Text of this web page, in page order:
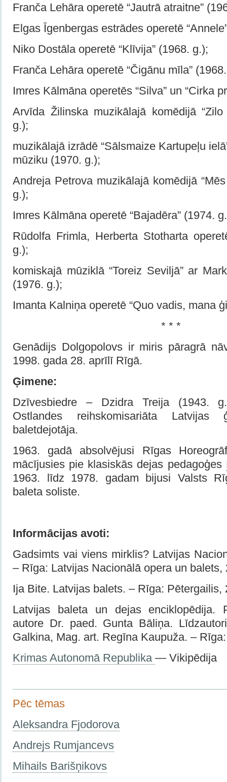
Franča Lehāra operetē “Jautrā atraitne”
Elgas Īgenbergas estrādes operetē
Niko Dostāla operetē “Klīvija” (1968. g.);
Franča Lehāra operetē “Čigānu mīla”
Imres Kālmāna operetēs “Silva” un “Cirka
Arvīda Žilinska muzikālajā komēdijā
g.);
muzikālajā izrādē “Sālsmaize Kartupeļu
mūziku (1970. g.);
Andreja Petrova muzikālajā komēdijā
g.);
Imres Kālmāna operetē “Bajadēra” (1974.
Rūdolfa Frimla, Herberta Stotharta
g.);
komiskajā mūziklā “Toreiz Seviljā” ar
(1976. g.);
Imanta Kalniņa operetē “Quo vadis, mana
* * *
Genādijs Dolgopolovs ir miris pāragrā
1998. gada 28. aprīlī Rīgā.
Ģimene:
Dzīvesbiedre – Dzidra Treija (1943.
Ostlandes reihskomisariāta Latvijas
baletdejotāja.
1963. gadā absolvējusi Rīgas
mācījusies pie klasiskās dejas pedagoģes
1963. līdz 1978. gadam bijusi Valsts
baleta soliste.
Informācijas avoti:
Gadsimts vai viens mirklis? Latvijas
– Rīga: Latvijas Nacionālā opera un balets,
Ija Bite. Latvijas balets. – Rīga: Pētergailis,
Latvijas baleta un dejas enciklopēdija.
autore Dr. paed. Gunta Bāliņa.
Galkina, Mag. art. Regīna Kaupuža. –
Krimas Autonomā Republika — Vikipēdija
Pēc tēmas
Aleksandra Fjodorova
Andrejs Rumjancevs
Mihails Barišņikovs